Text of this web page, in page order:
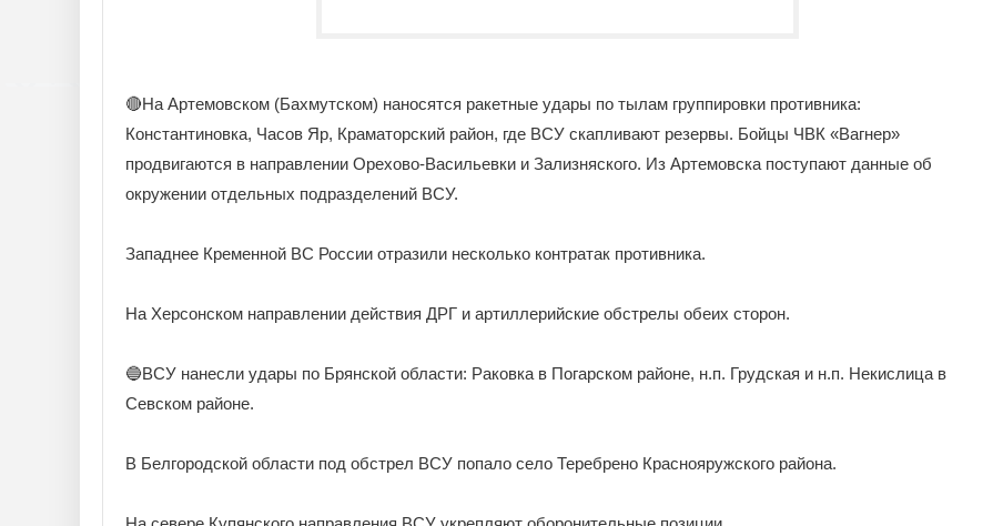
🔴На Артемовском (Бахмутском) наносятся ракетные удары по тылам группировки противника:
Константиновка, Часов Яр, Краматорский район, где ВСУ скапливают резервы. Бойцы ЧВК «Вагнер»
продвигаются в направлении Орехово-Васильевки и Зализняского. Из Артемовска поступают данные об
окружении отдельных подразделений ВСУ.
Западнее Кременной ВС России отразили несколько контратак противника.
На Херсонском направлении действия ДРГ и артиллерийские обстрелы обеих сторон.
🔵ВСУ нанесли удары по Брянской области: Раковка в Погарском районе, н.п. Грудская и н.п. Некислица в
Севском районе.
В Белгородской области под обстрел ВСУ попало село Теребрено Краснояружского района.